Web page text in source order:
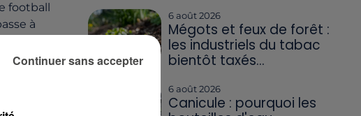
football
à
pour
le
6 août 2026
Mégots et feux de forêt :
les industriels du tabac
bientôt taxés...
6 août 2026
Canicule : pourquoi les
Continuer sans accepter